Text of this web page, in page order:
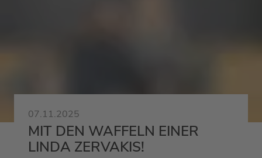
07.11.2025
MIT DEN WAFFELN EINER
LINDA ZERVAKIS!